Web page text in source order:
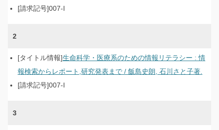
007-I
2
生命科学・医療系のための情報リテラシー : 情
報検索からレポート,研究発表まで / 飯島史朗, 石川さと子著.
007-I
3